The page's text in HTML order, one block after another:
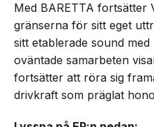
Med BARETTA fortsätter
gränserna för sitt eget
sitt etablerade sound
oväntade samarbeten
fortsätter att röra sig
drivkraft som präglat